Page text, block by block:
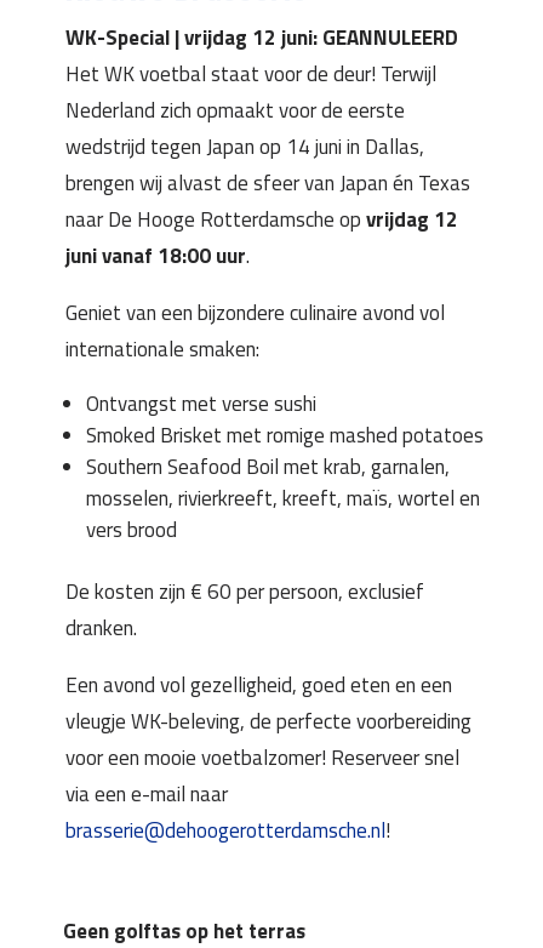
WK-Special | vrijdag 12 juni: GEANNULEERD
Het WK voetbal staat voor de deur! Terwijl
Nederland zich opmaakt voor de eerste
wedstrijd tegen Japan op 14 juni in Dallas,
brengen wij alvast de sfeer van Japan én Texas
naar De Hooge Rotterdamsche opvrijdag 12
juni vanaf 18:00 uur.
Geniet van een bijzondere culinaire avond vol
internationale smaken:
Ontvangst met verse sushi
Smoked Brisket met romige mashed potatoes
Southern Seafood Boil met krab, garnalen,
mosselen, rivierkreeft, kreeft, maïs, wortel en
vers brood
De kosten zijn € 60 per persoon, exclusief
dranken.
Een avond vol gezelligheid, goed eten en een
vleugje WK-beleving, de perfecte voorbereiding
voor een mooie voetbalzomer! Reserveer snel
via een e-mail naar
brasserie@dehoogerotterdamsche.nl!
Geen golftas op het terras